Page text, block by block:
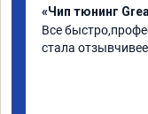
«Чип тюнинг
Все
стала